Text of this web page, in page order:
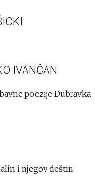
IVANČAN
poezije Dubravka
i njegov deštin